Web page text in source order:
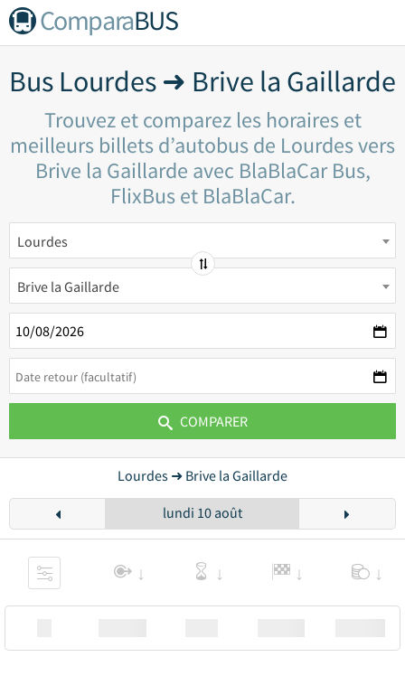
ComparaBUS
Bus Lourdes ➜ Brive la Gaillarde
Trouvez et comparez les horaires et
meilleurs billets d’autobus de Lourdes vers
Brive la Gaillarde avec BlaBlaCar Bus,
FlixBus et BlaBlaCar.
Lourdes
Brive la Gaillarde
COMPARER
Lourdes ➜ Brive la Gaillarde
lundi 10 août